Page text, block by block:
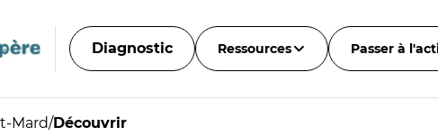
Diagnostic Ressources Passer à
Mard/Découvrir